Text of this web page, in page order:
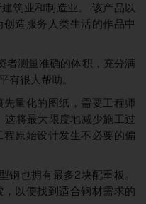
筑业和制造业。 该产品以
造服务人类生活的作品中
者测量准确的体积，充分满
有很大帮助。
量化的图纸，需要工程师
将最大限度地减少施工过
原始设计发生不必要的偏
钢也拥有最多2块配重板。
以便找到适合钢材需求的